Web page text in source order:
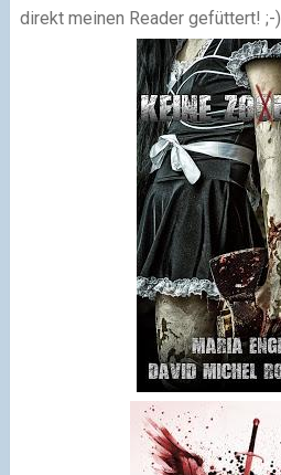
direkt meinen Reader gefüttert! ;-)